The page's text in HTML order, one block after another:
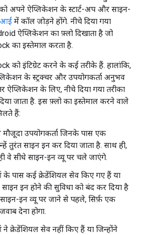
अपने ऐप्लिकेशन के स्टार्ट-अप और साइन-
में कॉल जोड़ने होंगे. नीचे दिया गया
ऐप्लिकेशन का फ़्लो दिखाता है जो
का इस्तेमाल करता है.
को इंटिग्रेट करने के कई तरीके हैं. हालांकि,
के स्ट्रक्चर और उपयोगकर्ता अनुभव
ऐप्लिकेशन के लिए, नीचे दिया गया तरीका
जाता है. इस फ़्लो का इस्तेमाल करने वाले
हैं:
उपयोगकर्ता जिनके पास एक
तुरंत साइन इन कर दिया जाता है. साथ ही,
वे सीधे साइन-इन व्यू पर चले जाएंगे.
के पास कई क्रेडेंशियल सेव किए गए हैं या
इन होने की सुविधा को बंद कर दिया है
इन व्यू पर जाने से पहले, सिर्फ़ एक
देना होगा.
क्रेडेंशियल सेव नहीं किए हैं या जिन्होंने